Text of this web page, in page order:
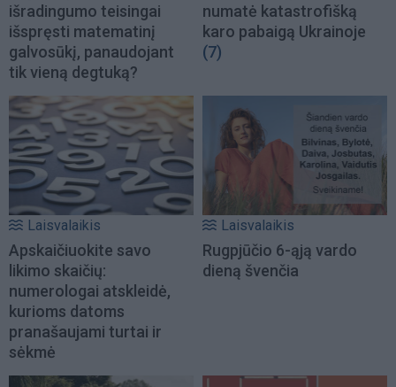
išradingumo teisingai
išspręsti matematinį
galvosūkį, panaudojant
tik vieną degtuką?
numatė katastrofišką
karo pabaigą Ukrainoje
(7)
Laisvalaikis
Apskaičiuokite savo
likimo skaičių:
numerologai atskleidė,
kurioms datoms
pranašaujami turtai ir
sėkmė
Laisvalaikis
Rugpjūčio 6-ąją vardo
dieną švenčia